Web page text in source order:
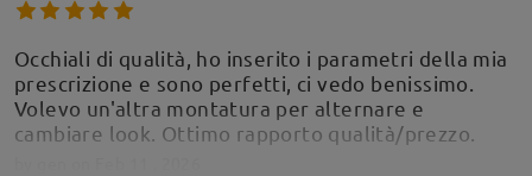
Occhiali di qualità, ho inserito i parametri della mia
prescrizione e sono perfetti, ci vedo benissimo.
Volevo un'altra montatura per alternare e
cambiare look. Ottimo rapporto qualità/prezzo.